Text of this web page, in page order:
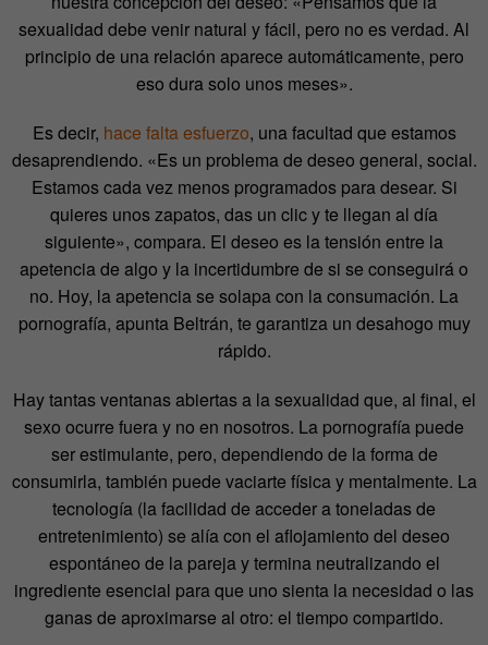
sexualidad debe venir natural y fácil, pero no es verdad. Al
principio de una relación aparece automáticamente, pero
eso dura solo unos meses».
Es decir, hace falta esfuerzo, una facultad que estamos
desaprendiendo. «Es un problema de deseo general, social.
Estamos cada vez menos programados para desear. Si
quieres unos zapatos, das un clic y te llegan al día
siguiente», compara. El deseo es la tensión entre la
apetencia de algo y la incertidumbre de si se conseguirá o
no. Hoy, la apetencia se solapa con la consumación. La
pornografía, apunta Beltrán, te garantiza un desahogo muy
rápido.
Hay tantas ventanas abiertas a la sexualidad que, al final, el
sexo ocurre fuera y no en nosotros. La pornografía puede
ser estimulante, pero, dependiendo de la forma de
consumirla, también puede vaciarte física y mentalmente. La
tecnología (la facilidad de acceder a toneladas de
entretenimiento) se alía con el aflojamiento del deseo
espontáneo de la pareja y termina neutralizando el
ingrediente esencial para que uno sienta la necesidad o las
ganas de aproximarse al otro: el tiempo compartido.